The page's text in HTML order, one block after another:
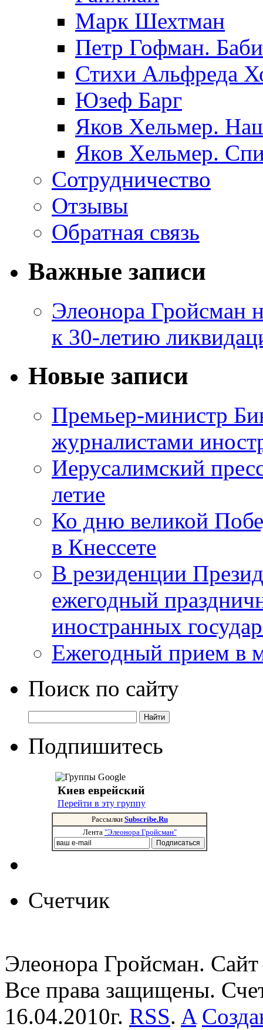
Марк Шехтман
Петр Гофман.
Стихи Альфреда
Юзеф Барг
Яков Хельмер.
Яков Хельмер.
Сотрудничество
Отзывы
Обратная связь
Важные записи
Элеонора Гройсман
к 30-летию
Новые записи
Премьер-министр
журналистами
Иерусалимский
летие
Ко дню великой
в Кнессете
В резиденции
ежегодный
иностранных
Ежегодный прием в
Поиск по сайту
Подпишитесь
Киев еврейский
Перейти в эту группу
Рассылки Subscribe.Ru
Лента "Элеонора Гройсман"
Счетчик
Элеонора Гройсман.
Все права защищены.
16.04.2010г. RSS. A